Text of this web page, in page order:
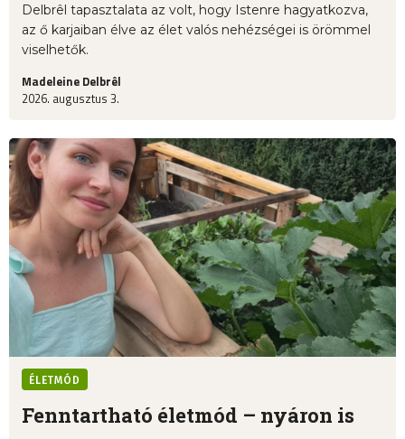
Delbrêl tapasztalata az volt, hogy Istenre hagyatkozva,
az ő karjaiban élve az élet valós nehézségei is örömmel
viselhetők.
Madeleine Delbrêl
2026. augusztus 3.
ÉLETMÓD
Fenntartható életmód – nyáron is